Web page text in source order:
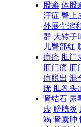
股癣 体股
汗症 臀上
外展挛缩
群 大转子
儿臀部红
痔疮 肛门
肛门痛 肛
痔脱出 混
疣 肛乳头
肾结石 尿
虚 膀胱炎
竭 肾囊肿